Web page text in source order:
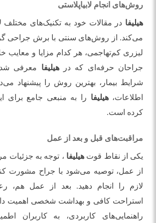
روش‌های انجام لابیاپلاستی
هیلیفا در مقالات خود به تکنیک‌های مختلف
می‌کند. از روش‌های سنتی با برش جراحی
لیزری کم‌تهاجمی، هر کدام مزایا و معایب
جراحان حرفه‌ای که درهیلیفا معرفی
شرایط بیمار، بهترین روش را پیشنهاد
اطلاعات،هیلیفا را به منبعی جامع برای
کرده است.
مراقبت‌های قبل و بعد از عمل
یکی از نقاط قوت هیلیفا ، توجه به جزئیات
از عمل، توصیه می‌شود با جراح مشورت
لازم را انجام دهید. بعد از عمل هم،
استراحت کافی و بهداشت شخصی اهمیت
راهنمایی‌های کاربردی، به کاربران